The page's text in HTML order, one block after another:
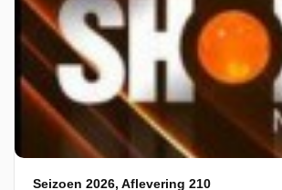
Seizoen 2026, Aflevering 210